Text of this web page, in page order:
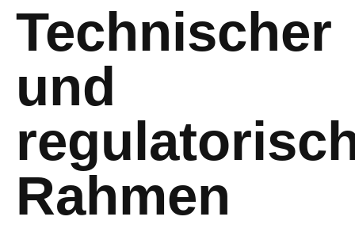
Technischer
und
Rahmen